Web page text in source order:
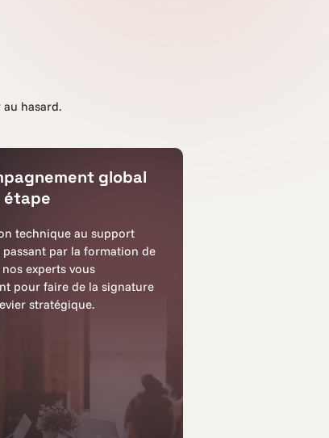
hasard.
global
étape
technique au support
par la formation de
experts vous
pour faire de la signature
stratégique.